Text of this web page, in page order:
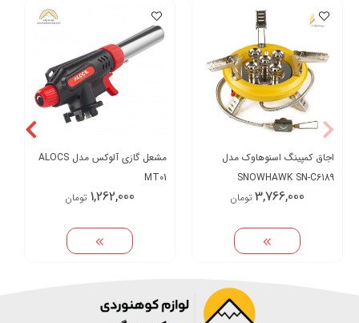
اجاق کمپینگ اسنوهاوک مدل
SNOWHAWK SN-C6189
3,766,000 تومان
مشعل گازی آلوکس مدل ALOCS
MT01
1,262,000 تومان